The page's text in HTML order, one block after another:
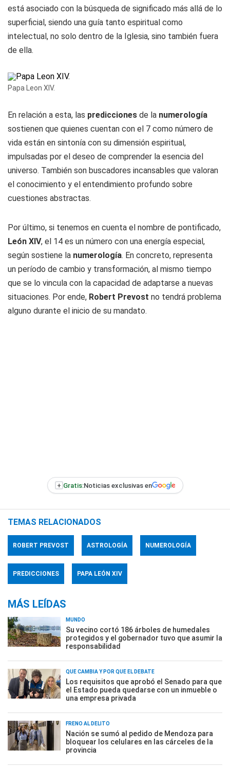
está asociado con la búsqueda de significado más allá de lo
superficial, siendo una guía tanto espiritual como
intelectual, no solo dentro de la Iglesia, sino también fuera
de ella.
Papa Leon XIV.
En relación a esta, las predicciones de la numerología
sostienen que quienes cuentan con el 7 como número de
vida están en sintonía con su dimensión espiritual,
impulsadas por el deseo de comprender la esencia del
universo. También son buscadores incansables que valoran
el conocimiento y el entendimiento profundo sobre
cuestiones abstractas.
Por último, si tenemos en cuenta el nombre de pontificado,
León XIV, el 14 es un número con una energía especial,
según sostiene la numerología. En concreto, representa
un período de cambio y transformación, al mismo tiempo
que se lo vincula con la capacidad de adaptarse a nuevas
situaciones. Por ende, Robert Prevost no tendrá problema
alguno durante el inicio de su mandato.
+ Gratis:Noticias exclusivas en
TEMAS RELACIONADOS
ROBERT PREVOST ASTROLOGÍA NUMEROLOGÍA
PREDICCIONES PAPA LEÓN XIV
MÁS LEÍDAS
MUNDO
Su vecino cortó 186 árboles de humedales
protegidos y el gobernador tuvo que asumir la
responsabilidad
QUÉ CAMBIA Y POR QUÉ EL DEBATE
Los requisitos que aprobó el Senado para que
el Estado pueda quedarse con un inmueble o
una empresa privada
FRENO AL DELITO
Nación se sumó al pedido de Mendoza para
bloquear los celulares en las cárceles de la
provincia